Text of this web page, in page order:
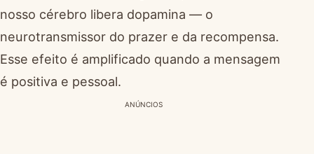
nosso cérebro libera dopamina — o
neurotransmissor do prazer e da recompensa.
Esse efeito é amplificado quando a mensagem
é positiva e pessoal.
ANÚNCIOS